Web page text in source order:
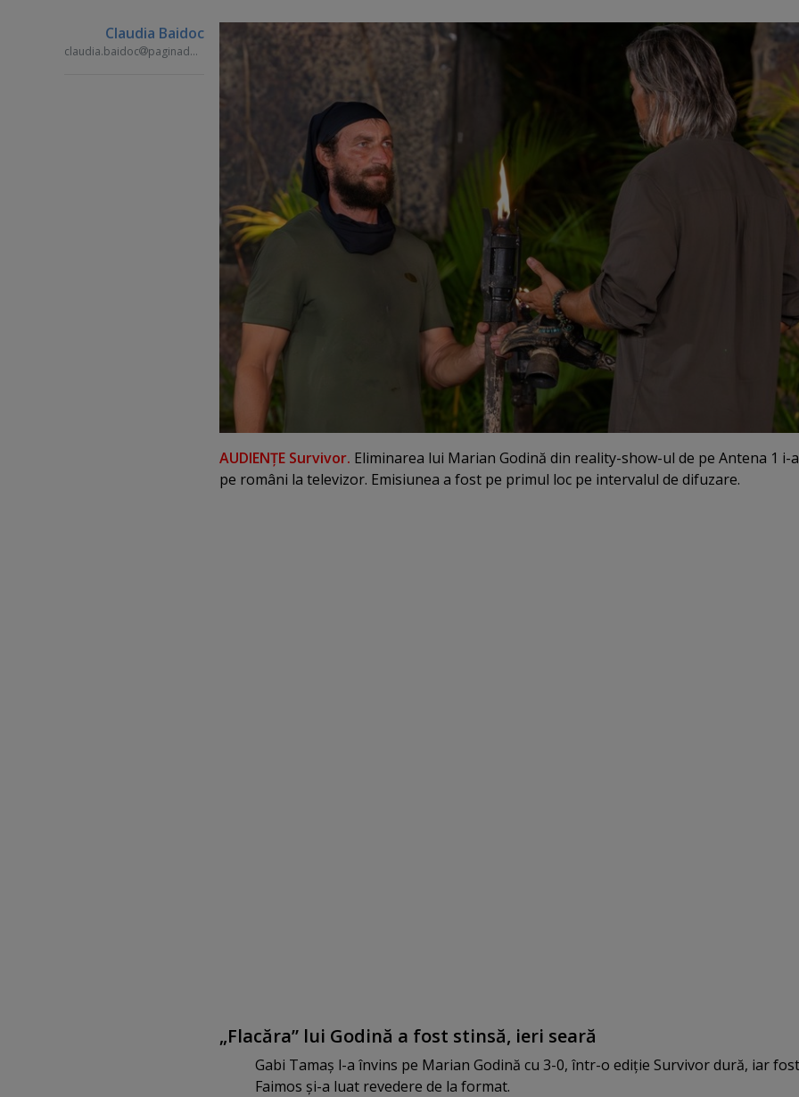
Claudia Baidoc
claudia.baidoc paginademedia.ro
AUDIENŢE Survivor. Eliminarea lui Marian Godină din reality-show-ul de pe Antena 1 i-
pe români la televizor. Emisiunea a fost pe primul loc pe intervalul de difuzare.
„Flacăra” lui Godină a fost stinsă, ieri seară
Gabi Tamaş l-a învins pe Marian Godină cu 3-0, într-o ediţie Survivor dură, iar
Faimos şi-a luat revedere de la format.